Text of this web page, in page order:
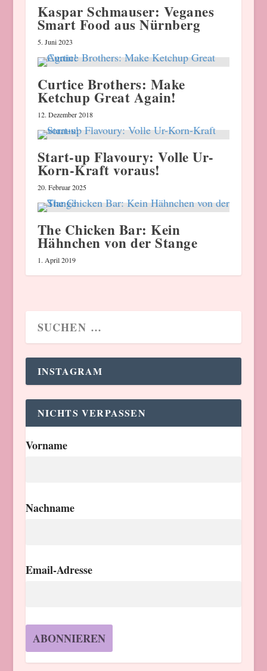
Kaspar Schmauser: Veganes
Smart Food aus Nürnberg
5. Juni 2023
Curtice Brothers: Make
Ketchup Great Again!
12. Dezember 2018
Start-up Flavoury: Volle Ur-
Korn-Kraft voraus!
20. Februar 2025
The Chicken Bar: Kein
Hähnchen von der Stange
1. April 2019
INSTAGRAM
NICHTS VERPASSEN
Vorname
Nachname
Email-Adresse